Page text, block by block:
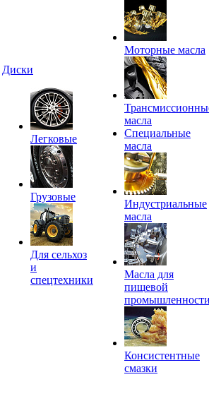
Диски
Легковые
Грузовые
Для сельхоз
и
спецтехники
Моторные масла
масла
Специальные
масла
Индустриальные
масла
Масла для
пищевой
Консистентные
смазки